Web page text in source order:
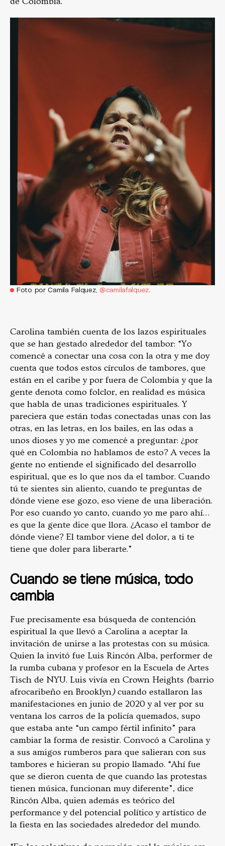
Foto por Camila Falquez, @camilafalquez
Carolina también cuenta de los lazos espirituales
que se han gestado alrededor del tambor: “Yo
comencé a conectar una cosa con la otra y me doy
cuenta que todos estos círculos de tambores, que
están en el caribe y por fuera de Colombia y que la
gente denota como folclor, en realidad es música
que habla de unas tradiciones espirituales. Y
pareciera que están todas conectadas unas con las
otras, en las letras, en los bailes, en las odas a
unos dioses y yo me comencé a preguntar: ¿por
qué en Colombia no hablamos de esto? A veces la
gente no entiende el significado del desarrollo
espiritual, que es lo que nos da el tambor. Cuando
tú te sientes sin aliento, cuando te preguntas de
dónde viene ese gozo, eso viene de una liberación.
Por eso cuando yo canto, cuando yo me paro ahí…
es que la gente dice que llora. ¿Acaso el tambor de
dónde viene? El tambor viene del dolor, a ti te
tiene que doler para liberarte.”
Cuando se tiene música, todo
cambia
Fue precisamente esa búsqueda de contención
espiritual la que llevó a Carolina a aceptar la
invitación de unirse a las protestas con su música.
Quien la invitó fue Luis Rincón Alba, performer de
la rumba cubana y profesor en la Escuela de Artes
Tisch de NYU. Luis vivía en Crown Heights (barrio
afrocaribeño en Brooklyn)cuando estallaron las
manifestaciones en junio de 2020 y al ver por su
ventana los carros de la policía quemados, supo
que estaba ante “un campo fértil infinito” para
cambiar la forma de resistir. Convocó a Carolina y
a sus amigos rumberos para que salieran con sus
tambores e hicieran su propio llamado. “Ahí fue
que se dieron cuenta de que cuando las protestas
tienen música, funcionan muy diferente”, dice
Rincón Alba, quien además es teórico del
performance y del potencial político y artístico de
la fiesta en las sociedades alrededor del mundo.